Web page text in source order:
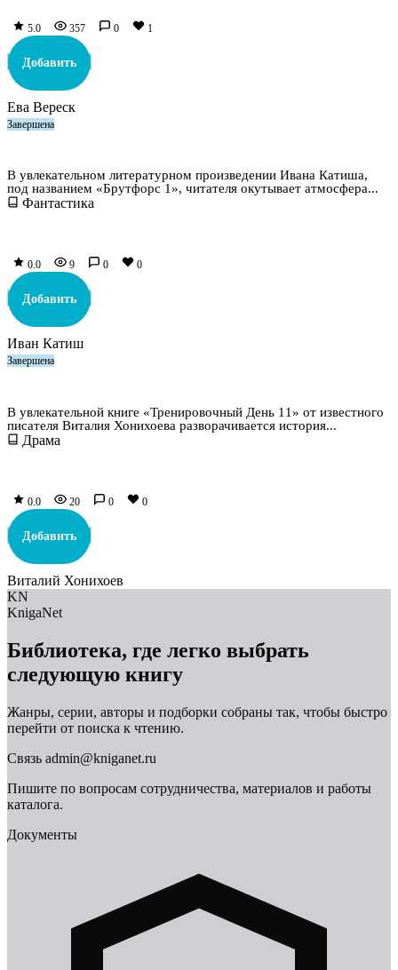
5.0 357 0 1
Добавить
Ева Вереск
Завершена
В увлекательном литературном произведении Ивана Катиша,
под названием «Брутфорс 1», читателя окутывает атмосфера...
Фантастика
0.0 9 0 0
Добавить
Иван Катиш
Завершена
В увлекательной книге «Тренировочный День 11» от известного
писателя Виталия Хонихоева разворачивается история...
Драма
0.0 20 0 0
Добавить
Виталий Хонихоев
KN
KnigaNet
Библиотека, где легко выбрать
следующую книгу
Жанры, серии, авторы и подборки собраны так, чтобы быстро
перейти от поиска к чтению.
Связь admin@kniganet.ru
Пишите по вопросам сотрудничества, материалов и работы
каталога.
Документы